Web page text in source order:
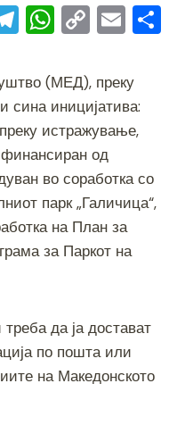
T
e
gr
a
m
W
at
s
A
p
p
C
p
y
Li
n
k
E
ai
l
(МЕД), преку
сина иницијатива:
истражување,
финансиран од
во соработка со
парк „Галичица“,
на План за
за Паркот на
да ја достават
по пошта или
на Македонското